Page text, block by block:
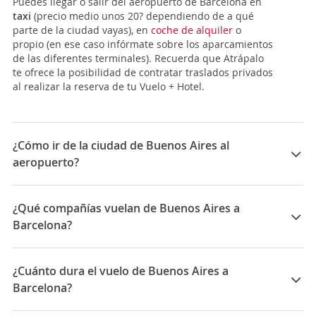
taxi (precio medio unos 20? dependiendo de a qué
parte de la ciudad vayas), en coche de alquiler o
propio (en ese caso infórmate sobre los aparcamientos
de las diferentes terminales). Recuerda que Atrápalo
te ofrece la posibilidad de contratar traslados privados
al realizar la reserva de tu Vuelo + Hotel.
¿Cómo ir de la ciudad de Buenos Aires al
aeropuerto?
La ciudad deBuenos Airestiene 2 aeropuertos:
El Aeropuerto Internacional Ministro Pistarini, más
comúnmente conocido como elAeropuerto
Internacional de Ezeiza (EZE)
mediante transporte público:
-Minubús:este servicio realiza el trayecto cada media
¿Qué compañías vuelan de Buenos Aires a
Barcelona?
Las compañías que vuelan de Buenos Aires a
Barcelona son: Norwegian Air Sweden, Norwegian Air,
Iberia, Air Europa, LATAM Airlines, Aeromexico, ITA
Airways, Level Airlines, KLM, American Airlines
¿Cuánto dura el vuelo de Buenos Aires a
Barcelona?
La duración media para viajar entre Buenos Aires y